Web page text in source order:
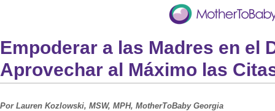
Empoderar a las Madres en el
Aprovechar al Máximo las
Por Lauren Kozlowski, MSW, MPH, MotherToBaby Georgia